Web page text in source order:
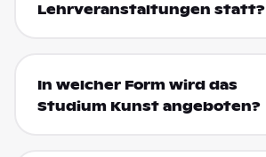
Lehrveranstaltungen statt?
In welcher Form wird das
Studium Kunst angeboten?